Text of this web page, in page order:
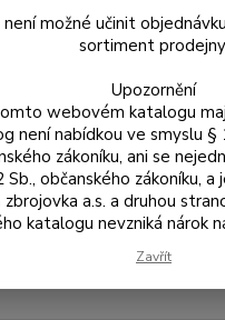
není možné učinit
sortiment
Upozornění
webovém katalogu
není nabídkou ve smyslu §
zákoníku, ani se
Sb., občanského zákoníku,
a.s. a druhou
katalogu nevzniká nárok
Zavřít